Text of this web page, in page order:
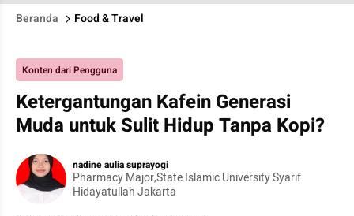
Beranda Food & Travel
Konten dari Pengguna
Ketergantungan Kafein Generasi
Muda untuk Sulit Hidup Tanpa Kopi?
nadine aulia suprayogi
Pharmacy Major,State Islamic University Syarif
Hidayatullah Jakarta